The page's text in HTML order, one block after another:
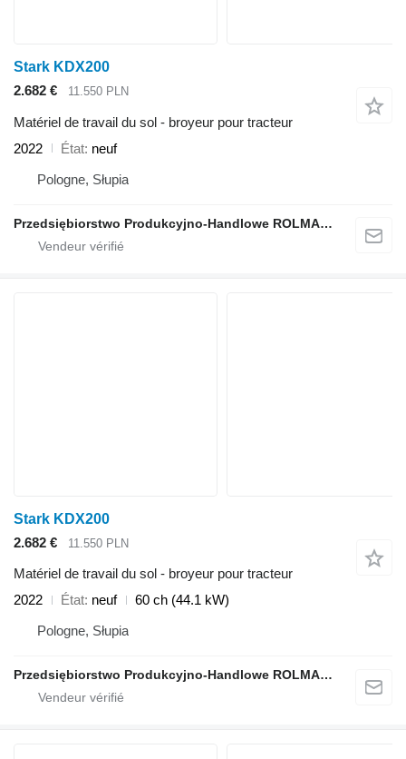
Stark KDX200
2.682 €
11.550 PLN
Matériel de travail du sol - broyeur pour tracteur
2022
État neuf
Pologne, Słupia
Przedsiębiorstwo Produkcyjno-Handlowe ROLMAPOL Marcin Dziekan
Stark KDX200
2.682 €
11.550 PLN
Matériel de travail du sol - broyeur pour tracteur
2022
État neuf
60 ch (44.1 kW)
Pologne, Słupia
Przedsiębiorstwo Produkcyjno-Handlowe ROLMAPOL Marcin Dziekan